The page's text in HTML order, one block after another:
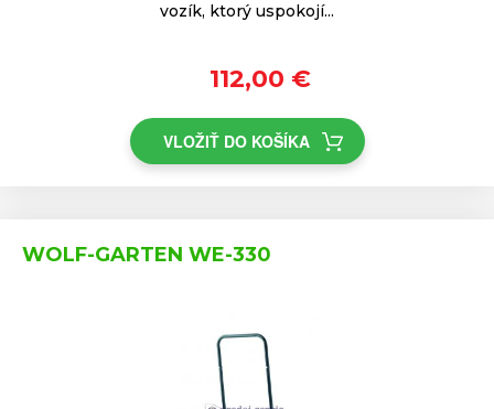
vozík, ktorý uspokojí...
112,00 €
VLOŽIŤ DO KOŠÍKA
WOLF-GARTEN WE-330